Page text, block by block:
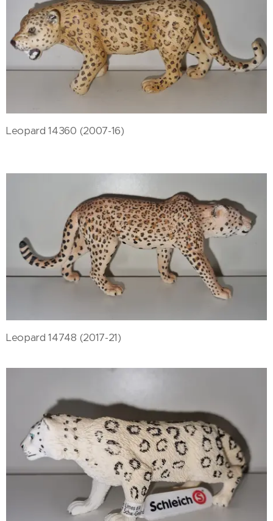
Leopard 14360 (2007-16)
Leopard 14748 (2017-21)